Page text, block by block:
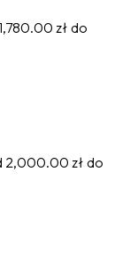
zł do
2,000.00 zł do